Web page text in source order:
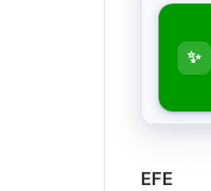
✨
EFE